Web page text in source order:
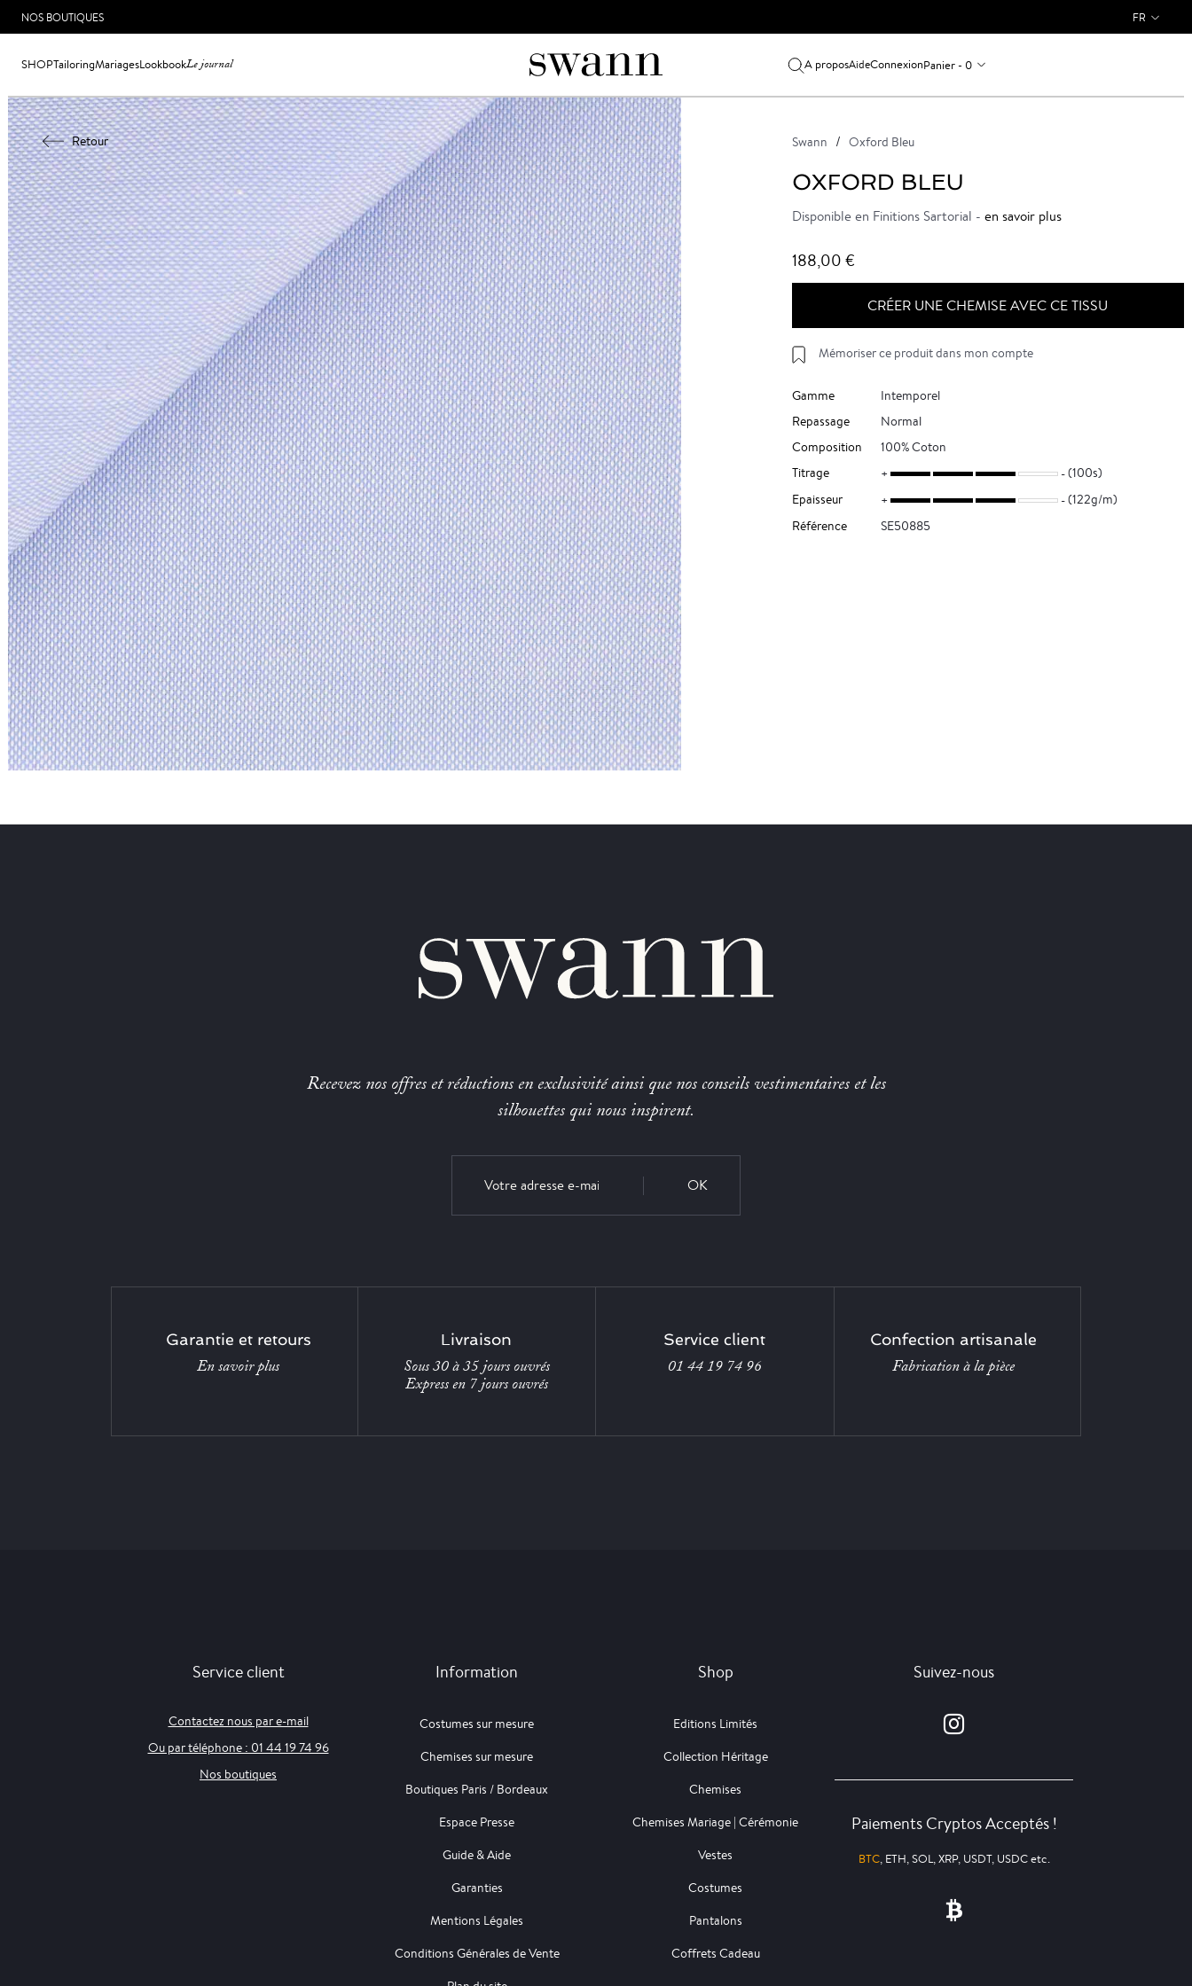
NOS BOUTIQUES FR
SHOPTailoringMariagesLookbookLe journal A proposAideConnexionPanier - 0
Retour Swann Oxford Bleu
OXFORD BLEU
Disponible en Finitions Sartorial - en savoir plus
188,00 €
CRÉER UNE CHEMISE AVEC CE TISSU
Mémoriser ce produit dans mon compte
Gamme
Intemporel
Repassage
Normal
Composition
100% Coton
Titrage
(100s)
Epaisseur
(122g/m)
Référence
SE50885
Recevez nos offres et réductions en exclusivité ainsi que nos conseils vestimentaires et les
silhouettes qui nous inspirent.
OK
Garantie et retours
En savoir plus
Livraison
Sous 30 à 35 jours ouvrés
Express en 7 jours ouvrés
Service client
01 44 19 74 96
Confection artisanale
Fabrication à la pièce
Service client
Contactez nous par e-mail
Ou par téléphone : 01 44 19 74 96
Nos boutiques
Information
Costumes sur mesure
Chemises sur mesure
Boutiques Paris / Bordeaux
Espace Presse
Guide & Aide
Garanties
Mentions Légales
Conditions Générales de Vente
Shop
Editions Limités
Collection Héritage
Chemises
Chemises Mariage | Cérémonie
Vestes
Costumes
Pantalons
Coffrets Cadeau
Suivez-nous
Paiements Cryptos Acceptés !
BTC, ETH, SOL, XRP, USDT, USDC etc.